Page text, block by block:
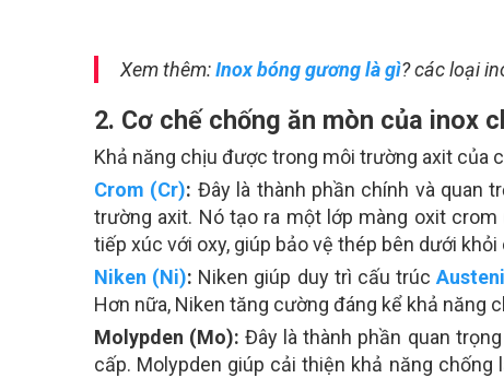
Xem thêm:Inox bóng gương là gì? các loại
2. Cơ chế chống ăn mòn của inox
Khả năng chịu được trong môi trường axit của
Crom (Cr): Đây là thành phần chính và quan
trường axit. Nó tạo ra một lớp màng oxit
tiếp xúc với oxy, giúp bảo vệ thép bên dưới
Niken (Ni): Niken giúp duy trì cấu trúc
Hơn nữa, Niken tăng cường đáng kể khả năng
Molypden (Mo): Đây là thành phần quan
cấp. Molypden giúp cải thiện khả năng